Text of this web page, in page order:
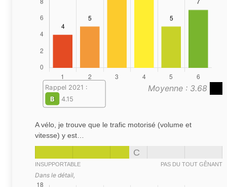
Moyenne : 3.68
Rappel 2021 :
B
4.15
A vélo, je trouve que le trafic motorisé (volume et
vitesse) y est…
C
INSUPPORTABLE PAS DU TOUT GÊNANT
Dans le détail,